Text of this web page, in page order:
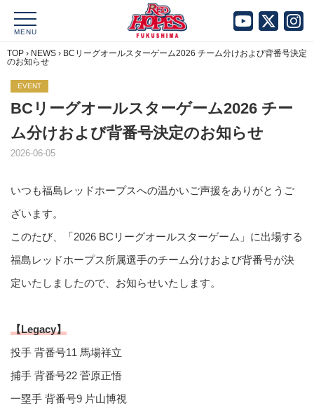
MENU
TOP › NEWS › BCリーグオールスターゲーム2026 チーム分けおよび背番号決定
のお知らせ
EVENT
BCリーグオールスターゲーム2026 チー
ム分けおよび背番号決定のお知らせ
2026-06-05
いつも福島レッドホープスへの温かいご声援をありがとうご
ざいます。
このたび、「2026 BCリーグオールスターゲーム」に出場する
福島レッドホープス所属選手のチーム分けおよび背番号が決
定いたしましたので、お知らせいたします。
【Legacy】
投手 背番号11 馬場祥立
捕手 背番号22 菅原正悟
一塁手 背番号9 片山博視